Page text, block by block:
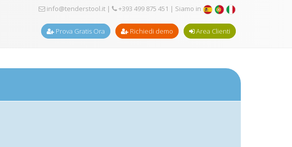
info@tenderstool.it | +393 499 875 451 | Siamo in
Prova Gratis Ora Richiedi demo Area Clienti